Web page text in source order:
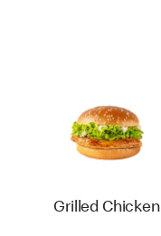
Grilled Chicken